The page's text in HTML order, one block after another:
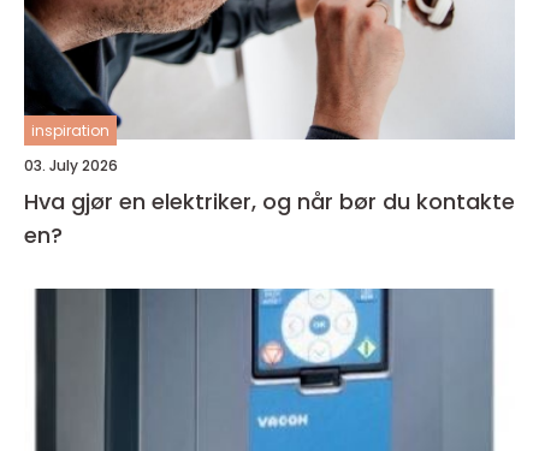
inspiration
03. July 2026
Hva gjør en elektriker, og når bør du kontakte
en?